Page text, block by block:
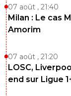
07 août , 21:40
Milan : Le cas
Amorim
07 août , 21:20
LOSC,
end sur Ligue